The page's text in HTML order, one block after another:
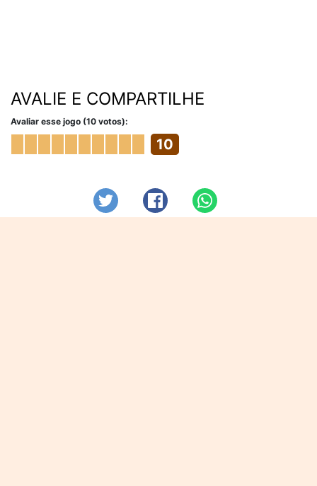
AVALIE E COMPARTILHE
Avaliar esse jogo (10 votos):
10